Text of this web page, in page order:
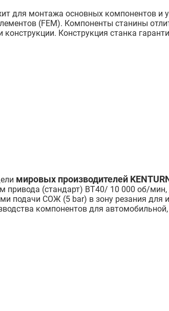
для монтажа основных компонентов
(FEM). Компоненты станины
конструкции. Конструкция станка
мировых производителей
(стандарт) BT40/ 10 000 об/
подачи СОЖ (5 bar) в зону резания для
компонентов для